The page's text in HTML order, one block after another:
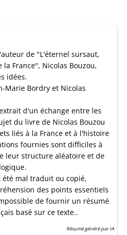
de "L'éternel sursaut,
France", Nicolas Bouzou,
idées.
Marie Bordry et Nicolas
d'un échange entre les
du livre de Nicolas Bouzou
liés à la France et à l'histoire
fournies sont difficiles à
leur structure aléatoire et de
mal traduit ou copié,
des points essentiels
de fournir un résumé
basé sur ce texte..
Résumé généré par IA